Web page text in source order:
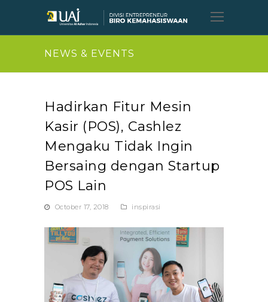
Open
Mobile
NEWS & EVENTS
Hadirkan Fitur Mesin
Kasir (POS), Cashlez
Mengaku Tidak Ingin
Bersaing dengan Startup
POS Lain
October 17, 2018 inspirasi